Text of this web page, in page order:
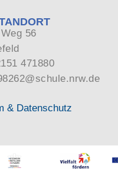
56
471880
& Datenschutz